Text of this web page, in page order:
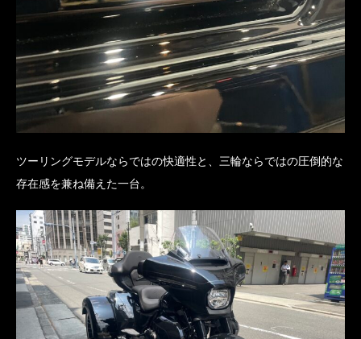
ツーリングモデルならではの快適性と、三輪ならではの圧倒的な
存在感を兼ね備えた一台。